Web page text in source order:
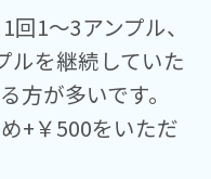
1～3アンプル、
ルを継続していた
方が多いです。
+￥500をいただ